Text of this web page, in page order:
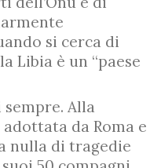
si cerca di
Libia è un “paese
Alla
da Roma e
nulla di tragedie